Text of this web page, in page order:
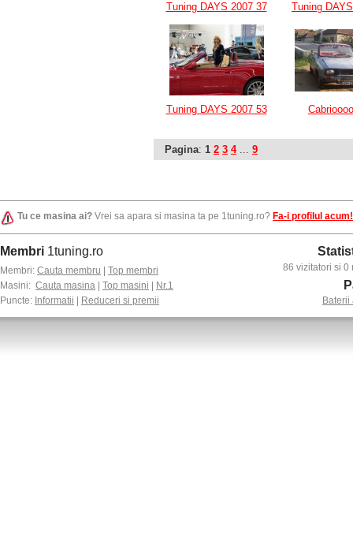
Tuning DAYS 2007 37 Tuning
Tuning DAYS 2007 53
Pagina: 1 2 3 4... 9
Tu ce masina ai? Vrei sa apara si masina ta pe 1tuning.ro? Fa-i profilul acum!
Membri 1tuning.ro
Membri: Cauta membru
Top membri
Masini: Cauta masina Top masini
Nr.1
Puncte: Informatii Reduceri si premii
86 vizitatori si 0